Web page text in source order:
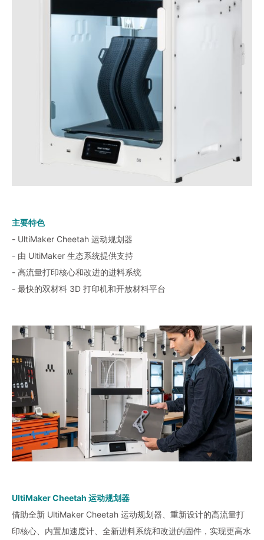
主要特色
- UltiMaker Cheetah 运动规划器
- 由 UltiMaker 生态系统提供支持
- 高流量打印核心和改进的进料系统
- 最快的双材料 3D 打印机和开放材料平台
UltiMaker Cheetah 运动规划器
借助全新 UltiMaker Cheetah 运动规划器、重新设计的高流量打
印核心、内置加速度计、全新进料系统和改进的固件，实现更高水